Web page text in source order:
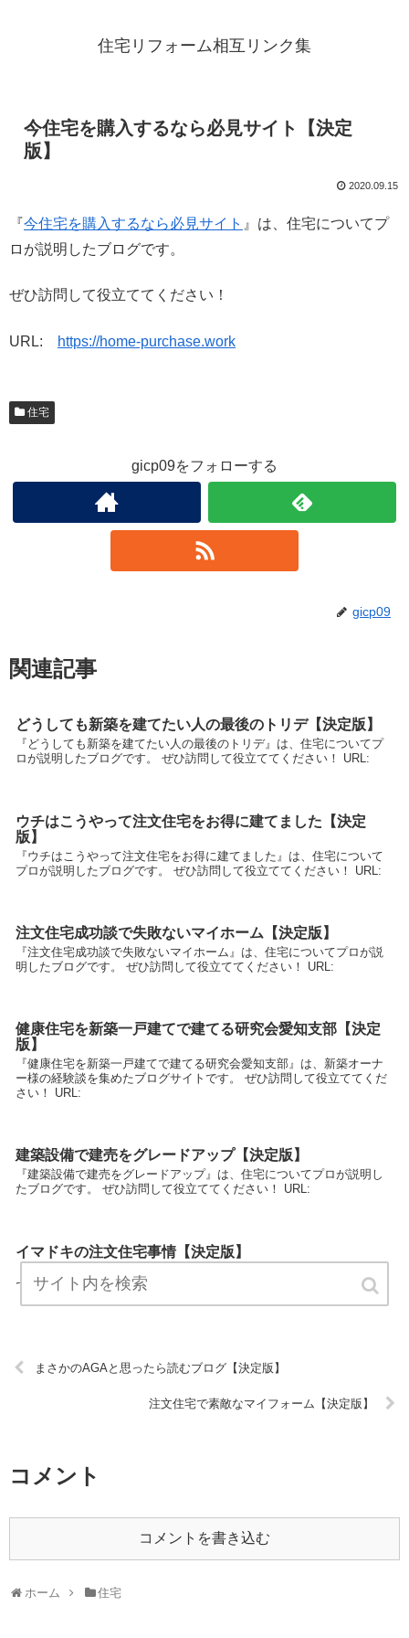
住宅リフォーム相互リンク集
今住宅を購入するなら必見サイト【決定
版】
2020.09.15
『今住宅を購入するなら必見サイト 』は、住宅についてプ
ロが説明したブログです。
ぜひ訪問して役立ててください！
URL: https://home-purchase.work
住宅
gicp09をフォローする
gicp09
関連記事
どうしても新築を建てたい人の最後のトリデ【決定版】
『どうしても新築を建てたい人の最後のトリデ』は、住宅についてプ
ロが説明したブログです。 ぜひ訪問して役立ててください！ URL:
ウチはこうやって注文住宅をお得に建てました【決定
版】
『ウチはこうやって注文住宅をお得に建てました』は、住宅について
プロが説明したブログです。 ぜひ訪問して役立ててください！ URL:
注文住宅成功談で失敗ないマイホーム【決定版】
『注文住宅成功談で失敗ないマイホーム』は、住宅についてプロが説
明したブログです。 ぜひ訪問して役立ててください！ URL:
健康住宅を新築一戸建てで建てる研究会愛知支部【決定
版】
『健康住宅を新築一戸建てで建てる研究会愛知支部』は、新築オーナ
ー様の経験談を集めたブログサイトです。 ぜひ訪問して役立ててくだ
さい！ URL:
建築設備で建売をグレードアップ【決定版】
『建築設備で建売をグレードアップ』は、住宅についてプロが説明し
たブログです。 ぜひ訪問して役立ててください！ URL:
イマドキの注文住宅事情【決定版】
です。 ぜひ訪問して役立ててください！ URL:
まさかのAGAと思ったら読むブログ【決定版】
注文住宅で素敵なマイフォーム【決定版】
コメント
コメントを書き込む
ホーム 住宅